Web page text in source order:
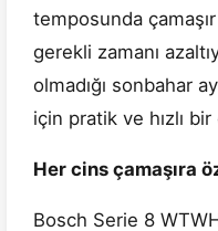
temposunda
gerekli zamanı
olmadığı sonbahar
için pratik ve hızlı
Her cins çamaşıra
Bosch Serie 8